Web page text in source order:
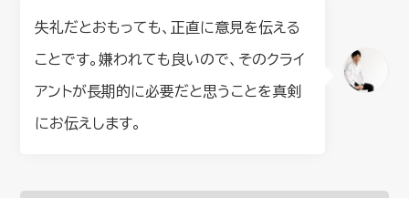
失礼だとおもっても、正直に意見を伝える
ことです。嫌われても良いので、そのクライ
アントが長期的に必要だと思うことを真剣
にお伝えします。